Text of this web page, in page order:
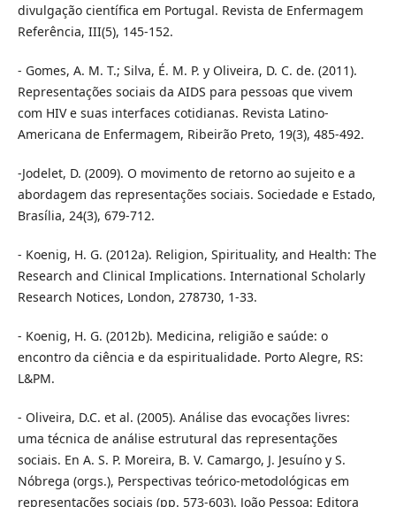
divulgação científica em Portugal. Revista de Enfermagem
Referência, III(5), 145-152.
- Gomes, A. M. T.; Silva, É. M. P. y Oliveira, D. C. de. (2011).
Representações sociais da AIDS para pessoas que vivem
com HIV e suas interfaces cotidianas. Revista Latino-
Americana de Enfermagem, Ribeirão Preto, 19(3), 485-492.
-Jodelet, D. (2009). O movimento de retorno ao sujeito e a
abordagem das representações sociais. Sociedade e Estado,
Brasília, 24(3), 679-712.
- Koenig, H. G. (2012a). Religion, Spirituality, and Health: The
Research and Clinical Implications. International Scholarly
Research Notices, London, 278730, 1-33.
- Koenig, H. G. (2012b). Medicina, religião e saúde: o
encontro da ciência e da espiritualidade. Porto Alegre, RS:
L&PM.
- Oliveira, D.C. et al. (2005). Análise das evocações livres:
uma técnica de análise estrutural das representações
sociais. En A. S. P. Moreira, B. V. Camargo, J. Jesuíno y S.
Nóbrega (orgs.), Perspectivas teórico-metodológicas em
representações sociais (pp. 573-603). João Pessoa: Editora